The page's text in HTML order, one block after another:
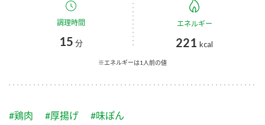
スープ 中華
カンタン酢
お酢ドリンク
かおりの蔵
つゆ
ミツカングループについて
企業理念
ミツカンを知る
水の文化センター（アーカイブ）
調理時間
15 分
エネルギー
221 kcal
※エネルギーは1人前の値
#鶏肉 #厚揚げ #味ぽん